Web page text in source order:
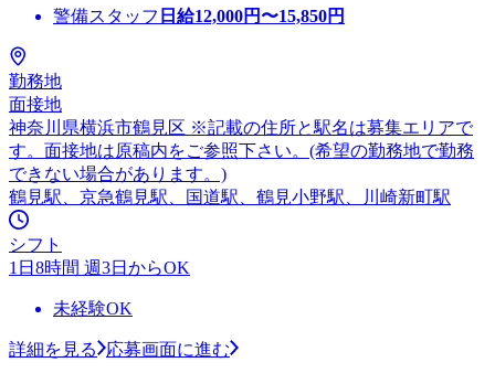
警備スタッフ 日給12,000円〜15,850円
勤務地
面接地
神奈川県横浜市鶴見区 ※記載の住所と駅名は募集エリアで
す。面接地は原稿内をご参照下さい。(希望の勤務地で勤務
できない場合があります。)
鶴見駅、京急鶴見駅、国道駅、鶴見小野駅、川崎新町駅
シフト
1日8時間 週3日からOK
未経験OK
詳細を見る 応募画面に進む